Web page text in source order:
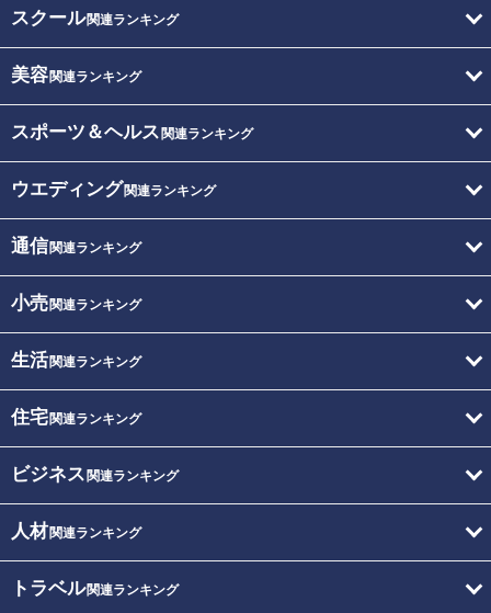
スクール関連ランキング
美容関連ランキング
スポーツ＆ヘルス 関連ランキング
ウエディング関連ランキング
通信関連ランキング
小売関連ランキング
生活関連ランキング
住宅関連ランキング
ビジネス 関連ランキング
人材関連ランキング
トラベル関連ランキング